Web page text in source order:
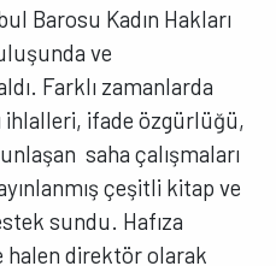
Barosu Kadın Hakları
ve
Farklı zamanlarda
ihlalleri, ifade özgürlüğü,
saha çalışmaları
çeşitli kitap ve
sundu. Hafıza
halen direktör olarak